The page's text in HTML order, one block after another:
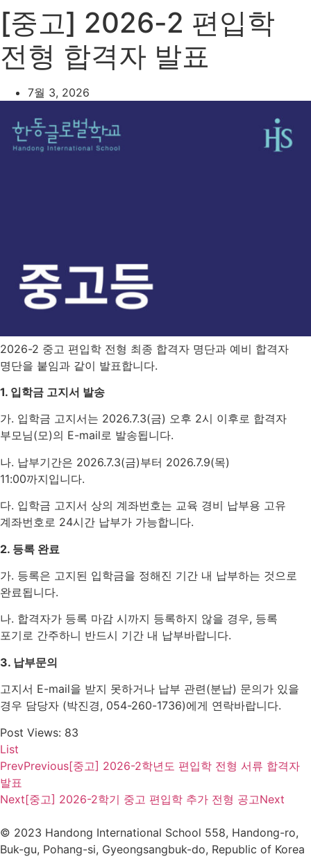
[중고] 2026-2 편입학
전형 합격자 발표
7월 3, 2026
2026-2 중고 편입학 전형 최종 합격자 명단과 예비 합격자
명단을 붙임과 같이 발표합니다.
1. 입학금 고지서 발송
가. 입학금 고지서는 2026.7.3(금) 오후 2시 이후로 합격자
부모님(모)의 E-mail로 발송됩니다.
나. 납부기간은 2026.7.3(금)부터 2026.7.9(목)
11:00까지입니다.
다. 입학금 고지서 상의 계좌번호는 교육 경비 납부용 고유
계좌번호로 24시간 납부가 가능합니다.
2. 등록 완료
가. 등록은 고지된 입학금을 정해진 기간 내 납부하는 것으로
완료됩니다.
나. 합격자가 등록 마감 시까지 등록하지 않을 경우, 등록
포기로 간주하니 반드시 기간 내 납부바랍니다.
3. 납부문의
고지서 E-mail을 받지 못하거나 납부 관련(분납) 문의가 있을
경우 담당자 (박진경, 054-260-1736)에게 연락바랍니다.
Post Views: 83
List
PrevPrevious[중고] 2026-2학년도 편입학 전형 서류 합격자
발표
Next[중고] 2026-2학기 중고 편입학 추가 전형 공고Next
© 2023 Handong International School 558, Handong-ro,
Buk-gu, Pohang-si, Gyeongsangbuk-do, Republic of Korea